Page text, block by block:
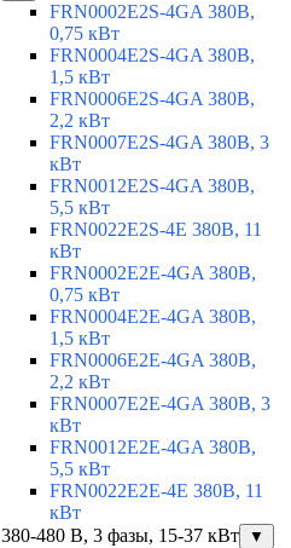
FRN0002E2S-4GA 380В,
0,75 кВт
FRN0004E2S-4GA 380В,
1,5 кВт
FRN0006E2S-4GA 380В,
2,2 кВт
FRN0007E2S-4GA 380В, 3
кВт
FRN0012E2S-4GA 380В,
5,5 кВт
FRN0022E2S-4E 380В, 11
кВт
FRN0002E2E-4GA 380В,
0,75 кВт
FRN0004E2E-4GA 380В,
1,5 кВт
FRN0006E2E-4GA 380В,
2,2 кВт
FRN0007E2E-4GA 380В, 3
кВт
FRN0012E2E-4GA 380В,
5,5 кВт
FRN0022E2E-4E 380В, 11
кВт
380-480 В, 3 фазы, 15-37 кВт
▼